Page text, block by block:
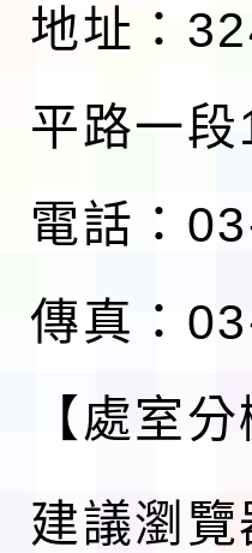
地址：
平路一
電話：
傳真：
【處室分
建議瀏